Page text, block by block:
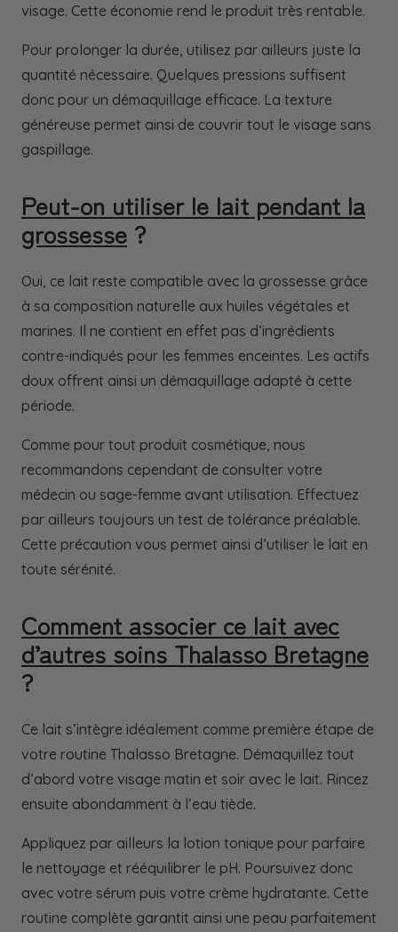
visage. Cette économie rend le produit très rentable.
Pour prolonger la durée, utilisez par ailleurs juste la
quantité nécessaire. Quelques pressions suffisent
donc pour un démaquillage efficace. La texture
généreuse permet ainsi de couvrir tout le visage sans
gaspillage.
Peut-on utiliser le lait pendant la
grossesse ?
Oui, ce lait reste compatible avec la grossesse grâce
à sa composition naturelle aux huiles végétales et
marines. Il ne contient en effet pas d’ingrédients
contre-indiqués pour les femmes enceintes. Les actifs
doux offrent ainsi un démaquillage adapté à cette
période.
Comme pour tout produit cosmétique, nous
recommandons cependant de consulter votre
médecin ou sage-femme avant utilisation. Effectuez
par ailleurs toujours un test de tolérance préalable.
Cette précaution vous permet ainsi d’utiliser le lait en
toute sérénité.
Comment associer ce lait avec
d’autres soins Thalasso Bretagne
?
Ce lait s’intègre idéalement comme première étape de
votre routine Thalasso Bretagne. Démaquillez tout
d’abord votre visage matin et soir avec le lait. Rincez
ensuite abondamment à l’eau tiède.
Appliquez par ailleurs la lotion tonique pour parfaire
le nettoyage et rééquilibrer le pH. Poursuivez donc
avec votre sérum puis votre crème hydratante. Cette
routine complète garantit ainsi une peau parfaitement